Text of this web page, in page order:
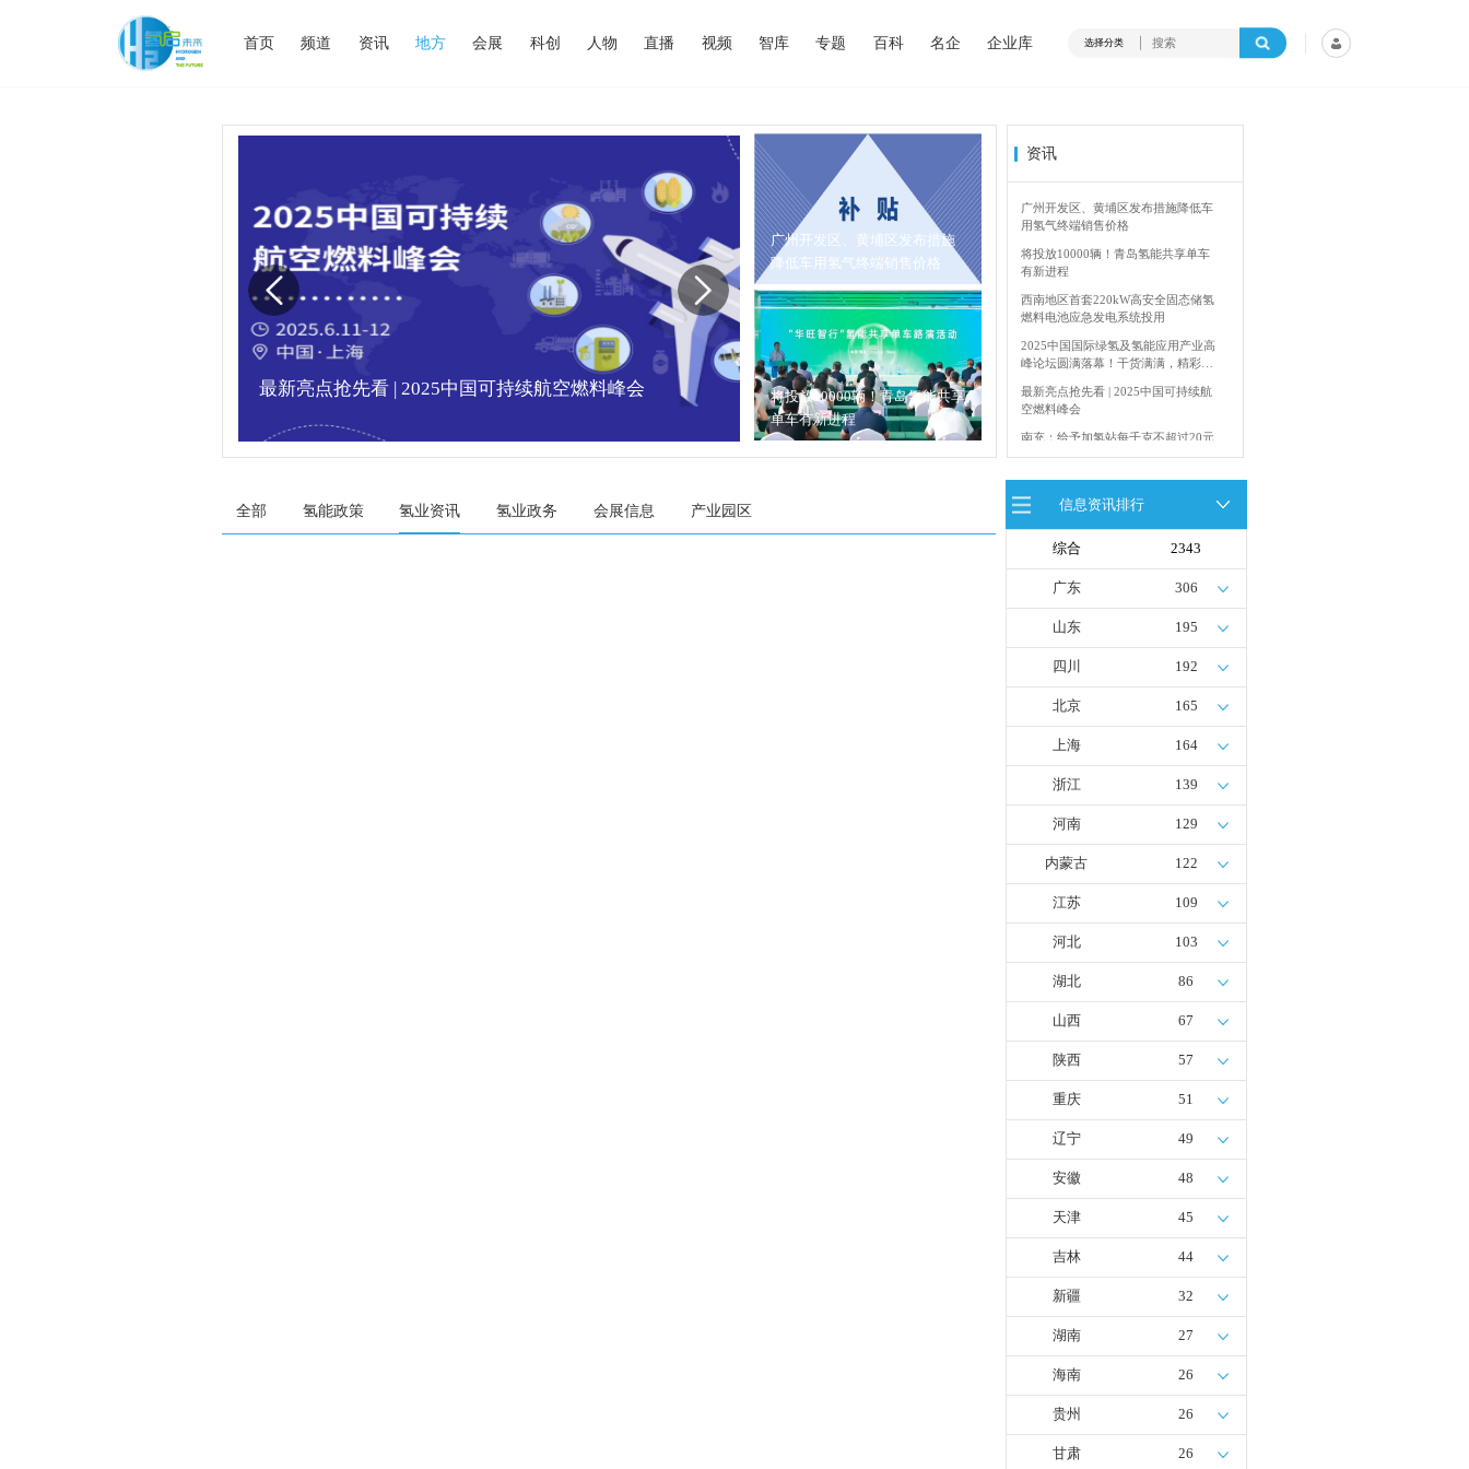
首页 频道 资讯 地方 会展 科创 人物 直播 视频 智库 专题 百科 名企 企业库 选择分类
最新亮点抢先看 | 2025中国可持续航空燃料峰会 内蒙古能源局：2024年加快建设输氢管道网络
广州开发区、黄埔区发布措施
降低车用氢气终端销售价格
将投放10000辆！青岛氢能共享
单车有新进程
资讯
广州开发区、黄埔区发布措施降低车
用氢气终端销售价格
将投放10000辆！青岛氢能共享单车
有新进程
西南地区首套220kW高安全固态储氢
燃料电池应急发电系统投用
2025中国国际绿氢及氢能应用产业高
峰论坛圆满落幕！干货满满，精彩瞬
最新亮点抢先看 | 2025中国可持续航
空燃料峰会
南充：给予加氢站每千克不超过20元
的运营补贴，年用氢量达标企业一次
青岛氢能新跨越：海德利森携手打造
首座社会加氢服务站
全球首台套！240吨氢能矿用刚性自
卸车联合开发协议签署暨项目阶段开
仪式在温宿县成功举办
荷兰氢能产业联盟到访天德工业装
备，与市区相关领导就威海文登区氢
全部 氢能政策 氢业资讯 氢业政务 会展信息 产业园区 信息资讯排行
综合 2343
广东 306
山东 195
四川 192
北京 165
上海 164
浙江 139
河南 129
内蒙古 122
江苏 109
河北 103
湖北 86
山西 67
陕西 57
重庆 51
辽宁 49
安徽 48
天津 45
吉林 44
新疆 32
湖南 27
海南 26
贵州 26
甘肃 26